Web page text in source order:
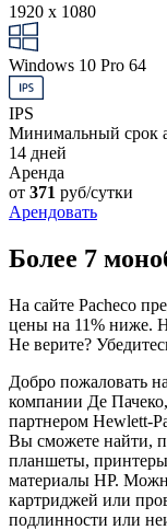
1920 x 1080
Windows 10 Pro 64
IPS
Минимальный срок
14 дней
Аренда
от 371 руб/сутки
Арендовать
Более 7
На сайте Pacheco
цены на 11% ниже.
Не верите?
Добро пожаловать
компании Де
партнером Hewlett-
Вы сможете найти,
планшеты,
материалы HP.
картриджей или
подлинности или